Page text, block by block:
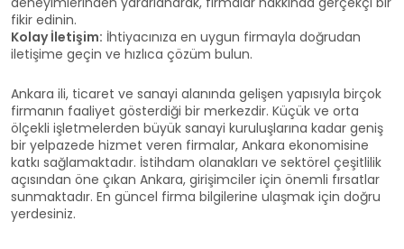
fikir edinin.
Kolay İletişim: İhtiyacınıza en uygun firmayla doğrudan
iletişime geçin ve hızlıca çözüm bulun.
Ankara ili, ticaret ve sanayi alanında gelişen yapısıyla birçok
firmanın faaliyet gösterdiği bir merkezdir. Küçük ve orta
ölçekli işletmelerden büyük sanayi kuruluşlarına kadar geniş
bir yelpazede hizmet veren firmalar, Ankara ekonomisine
katkı sağlamaktadır. İstihdam olanakları ve sektörel çeşitlilik
açısından öne çıkan Ankara, girişimciler için önemli fırsatlar
sunmaktadır. En güncel firma bilgilerine ulaşmak için doğru
yerdesiniz.